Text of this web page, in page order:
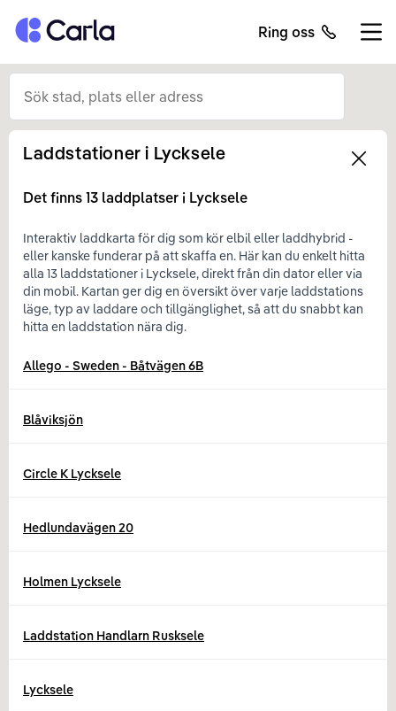
Tillbaka till startsidan Ring oss
Left
Laddstationer i Lycksele
Det finns 13 laddplatser i Lycksele
Interaktiv laddkarta för dig som kör elbil eller laddhybrid -
eller kanske funderar på att skaffa en. Här kan du enkelt hitta
alla 13 laddstationer i Lycksele, direkt från din dator eller via
din mobil. Kartan ger dig en översikt över varje laddstations
läge, typ av laddare och tillgänglighet, så att du snabbt kan
hitta en laddstation nära dig.
Allego - Sweden - Båtvägen 6B
Blåviksjön
Circle K Lycksele
Hedlundavägen 20
Holmen Lycksele
Laddstation Handlarn Rusksele
Lycksele